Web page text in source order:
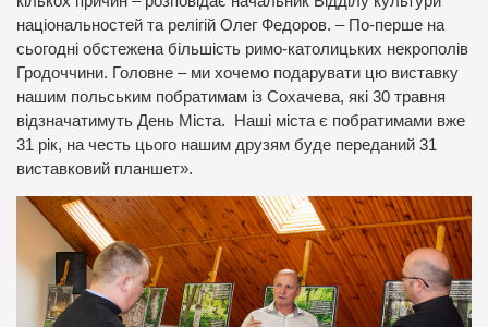
національностей та релігій Олег Федоров. – По-перше на
сьогодні обстежена більшість римо-католицьких некрополів
Гродоччини. Головне – ми хочемо подарувати цю виставку
нашим польським побратимам із Сохачева, які 30 травня
відзначатимуть День Міста. Наші міста є побратимами вже
31 рік, на честь цього нашим друзям буде переданий 31
виставковий планшет».